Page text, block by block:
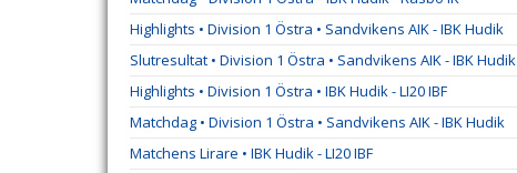
Highlights • Division 1 Östra • Sandvikens AIK - IBK Hudik
Slutresultat • Division 1 Östra • Sandvikens AIK - IBK Hudik
Highlights • Division 1 Östra • IBK Hudik - LI20 IBF
Matchdag • Division 1 Östra • Sandvikens AIK - IBK Hudik
Matchens Lirare • IBK Hudik - LI20 IBF